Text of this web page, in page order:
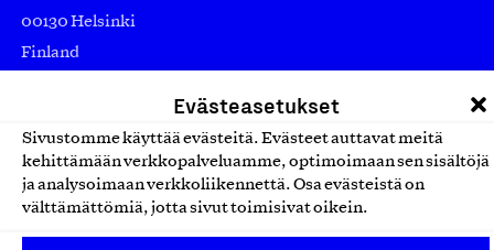
Evästeasetukset
Sivustomme käyttää evästeitä. Evästeet auttavat meitä
kehittämään verkkopalveluamme, optimoimaan sen sisältöjä
ja analysoimaan verkkoliikennettä. Osa evästeistä on
välttämättömiä, jotta sivut toimisivat oikein.
00130 Helsinki
Finland
laskutus@suomalainentyo.fi
Avainlippu